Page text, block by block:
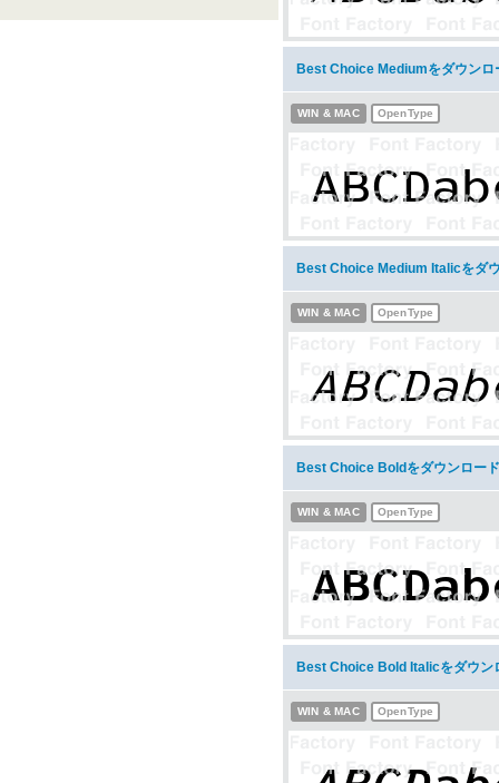
Best Choice Mediumをダウンロ
WIN & MAC OpenType
Best Choice Medium Italicをダ
WIN & MAC OpenType
Best Choice Boldをダウンロード
WIN & MAC OpenType
Best Choice Bold Italicをダウン
WIN & MAC OpenType